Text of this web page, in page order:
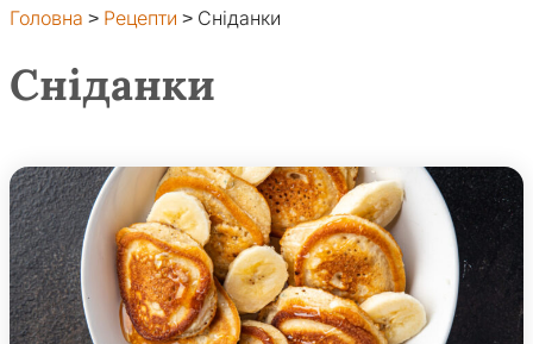
Головна > Рецепти > Сніданки
Сніданки